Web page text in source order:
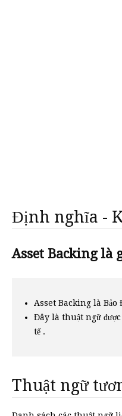
Định nghĩa -
Asset Backing là
Asset Backing là Bảo
Đây là thuật ngữ
tế .
Thuật ngữ